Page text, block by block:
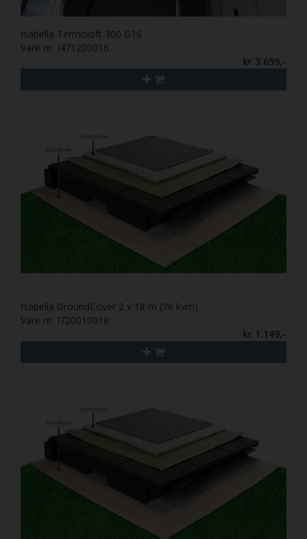
Isabella Termoloft 300 G16
Vare nr. I471200016
kr 3.659,-
Isabella GroundCover 2 x 18 m (36 kvm)
Vare nr. I720010018
kr 1.149,-